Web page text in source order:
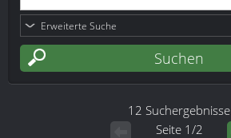
Erweiterte Suche
12 Suchergebnisse
Seite 1/2